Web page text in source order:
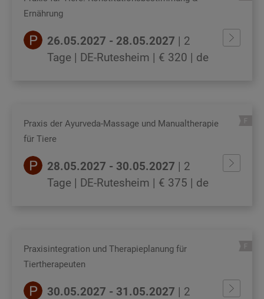
Ernährung
26.05.2027 - 28.05.2027 | 2
Tage | DE-Rutesheim | € 320 | de
Praxis der Ayurveda-Massage und Manualtherapie
für Tiere
28.05.2027 - 30.05.2027 | 2
Tage | DE-Rutesheim | € 375 | de
Praxisintegration und Therapieplanung für
Tiertherapeuten
30.05.2027 - 31.05.2027 | 2